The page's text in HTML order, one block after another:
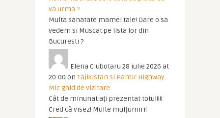
va urma ?
Multa sanatate mamei tale! Oare o sa
vedem si Muscat pe lista lor din
Bucuresti ?
Elena Ciubotaru 28 iulie 2026 at
20:00 on Tajikistan si Pamir Highway.
Mic ghid de vizitare
Cât de minunat ați prezentat totul!!!!
Cred că visez! Multe mulțumiri!